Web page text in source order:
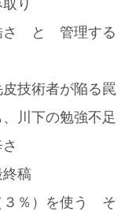
り
さ と 管理する
技術者が陥る罠
川下の勉強不足
稿
３％）を使う そ